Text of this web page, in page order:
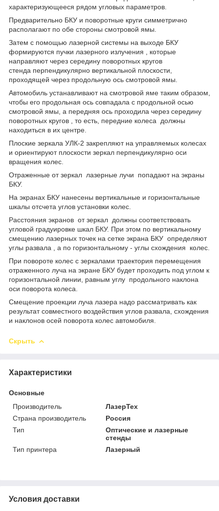
характеризующееся рядом угловых параметров.
Предварительно БКУ и поворотные круги симметрично
распо­лагают по обе стороны смотровой ямы.
Затем с помощью лазерной системы на выходе БКУ
формируются пучки лазерного излуче­ния , которые
направляют через середину поворотных кругов
стенда перпендикулярно вертикальной плоскости,
проходящей через про­дольную ось смотровой ямы.
Автомобиль устанавливают на смот­ровой яме таким образом,
чтобы его продольная ось совпадала с продольной осью
смотровой ямы, а передняя ось проходила через середину
поворотных кругов , то есть, передние колеса долж­ны
находиться в их центре.
Плоские зеркала УЛК-2 закрепляют на упра­вляемых колесах
и ориентируют плоскости зеркал перпендику­лярно оси
вращения колес.
Отраженные от зеркал лазерные лучи попадают на экраны
БКУ.
На экранах БКУ нанесены вертикаль­ные и горизонтальные
шкалы отсчета углов установки колес.
Рас­стояния экранов от зеркал должны соответствовать
угловой градуировке шкал БКУ. При этом по вертикальному
смещению лазерных точек на сетке экрана БКУ определяют
углы развала , а по горизонтальному - углы схождения колес.
При повороте колес с зеркалами траектория перемещения
отраженного луча на экране БКУ будет проходить под углом к
горизонтальной линии, равным углу продольного наклона
оси поворота колеса.
Смещение проекции луча лазера надо рассматривать как
результат совместного воздействия углов развала, схождения
и наклонов осей поворота колес автомобиля.
Скрыть
Характеристики
Основные
Производитель
ЛазерТех
Страна производитель
Россия
Тип
Оптические и лазерные
стенды
Тип принтера
Лазерный
Условия доставки